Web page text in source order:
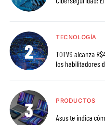
TECNOLOGÍA
TOTVS alcanza
los habilitadores
PRODUCTOS
Asus te indica